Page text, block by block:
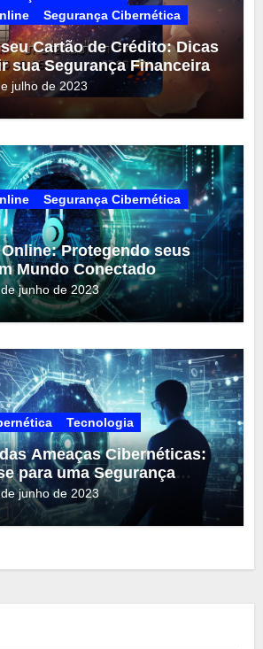
Segurança Cibernética
Cartão de Crédito: Dicas
sua Segurança Financeira
julho de 2023
Segurança Cibernética
Protegendo seus
Mundo Conectado
junho de 2023
Tecnologia
Ameaças Cibernéticas:
para uma Segurança
junho de 2023